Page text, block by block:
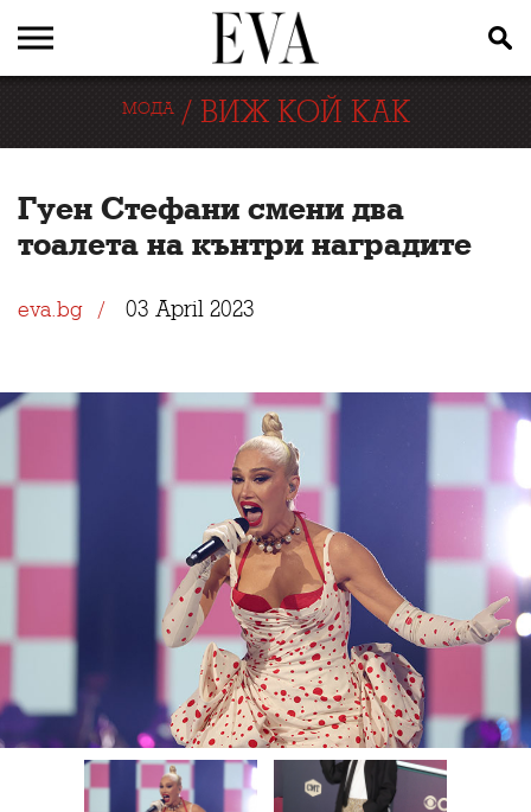
МОДА/ ВИЖ КОЙ КАК
Гуен Стефани смени два
тоалета на кънтри наградите
eva.bg 03 April 2023